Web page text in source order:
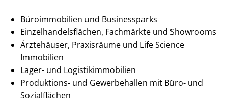
Büroimmobilien und Businessparks
Ein­zel­han­dels­flä­chen, Fachmärkte und Showrooms
Ärztehäuser, Praxisräume und Life Science
Immobilien
Lager- und Lo­gis­tik­im­mo­bi­li­en
Produktions- und Gewerbehallen mit Büro- und
Sozialflächen